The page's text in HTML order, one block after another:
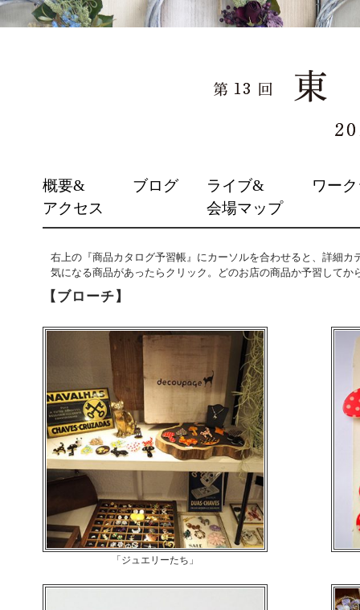
TO
CONTENT
概要&
アクセス
ブログ
ライブ&
会場マップ
ワー
右上の『商品カタログ予習帳』にカーソルを合わせると、詳細カ
気になる商品があったらクリック。どのお店の商品か予習してか
【ブローチ】
「ジュエリーたち」